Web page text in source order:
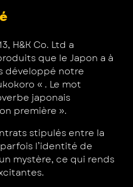
H&K Co. Ltd a
que le Japon a à
développé notre
« . Le mot
japonais
première ».
stipulés entre la
l’identité de
mystère, ce qui rends